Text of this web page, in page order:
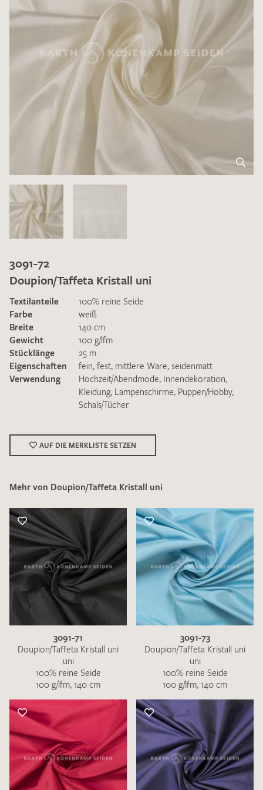
Ich bin damit einverstanden, dass meine angegebenen Daten
zur Beantwortung meiner Musteranfrage genutzt werden.
DieDatenschutzbestimmungenhabe ich zur Kenntnis
genommen und akzeptiere diese.
3091-72
Doupion/Taffeta Kristall uni
Textilanteile
100% reine Seide
Farbe
weiß
Breite
140 cm
Gewicht
100 g/lfm
Stücklänge
25 m
Eigenschaften
fein, fest, mittlere Ware, seidenmatt
Verwendung
Hochzeit/Abendmode, Innendekoration,
Kleidung, Lampenschirme, Puppen/Hobby,
Schals/Tücher
AUF DIE MERKLISTE SETZEN
Mehr von Doupion/Taffeta Kristall uni
3091-71
Doupion/Taffeta Kristall uni
uni
100% reine Seide
100 g/lfm, 140 cm
3091-73
Doupion/Taffeta Kristall uni
uni
100% reine Seide
100 g/lfm, 140 cm